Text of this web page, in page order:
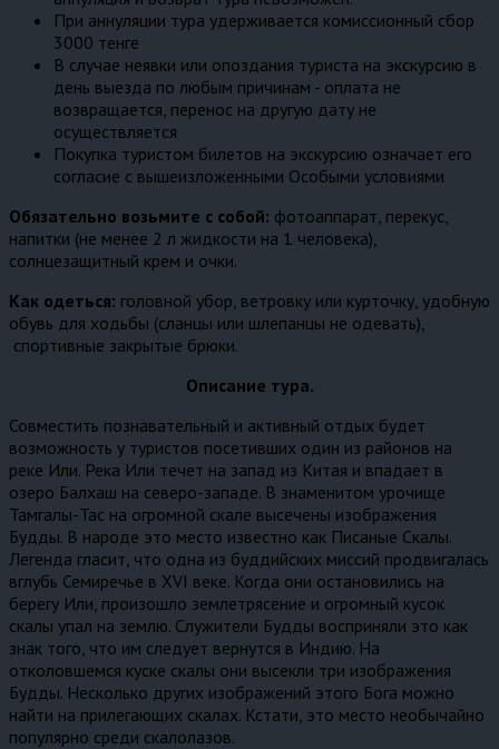
При аннуляции тура удерживается комиссионный сбор
3000 тенге
В случае неявки или опоздания туриста на экскурсию в
день выезда по любым причинам - оплата не
возвращается, перенос на другую дату не
осуществляется
Покупка туристом билетов на экскурсию означает его
согласие с вышеизложенными Особыми условиями
Обязательно возьмите с собой: фотоаппарат, перекус,
напитки (не менее 2 л жидкости на 1 человека),
солнцезащитный крем и очки.
Как одеться: головной убор, ветровку или курточку, удобную
обувь для ходьбы (сланцы или шлепанцы не одевать),
спортивные закрытые брюки.
Описание тура.
Совместить познавательный и активный отдых будет
возможность у туристов посетивших один из районов на
реке Или. Река Или течет на запад из Китая и впадает в
озеро Балхаш на северо-западе. В знаменитом урочище
Тамгалы-Тас на огромной скале высечены изображения
Будды. В народе это место известно как Писаные Скалы.
Легенда гласит, что одна из буддийских миссий продвигалась
вглубь Семиречье в XVI веке. Когда они остановились на
берегу Или, произошло землетрясение и огромный кусок
скалы упал на землю. Служители Будды восприняли это как
знак того, что им следует вернутся в Индию. На
отколовшемся куске скалы они высекли три изображения
Будды. Несколько других изображений этого Бога можно
найти на прилегающих скалах. Кстати, это место необычайно
популярно среди скалолазов.